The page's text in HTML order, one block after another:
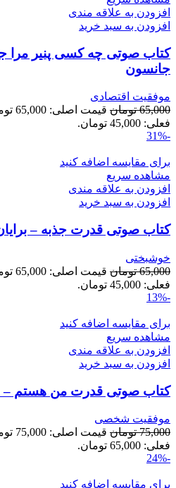
افزودن به علاقه مندی
افزودن به سبد خرید
کتاب صوتی چه کسی پنیر مرا
جانسون
موفقیت اقتصادی
65,000 تومان قیمت اصلی: 65,000 تومان بود.
فعلی: 45,000 تومان.
-31%
برای مقایسه اضافه کنید
مشاهده سریع
افزودن به علاقه مندی
افزودن به سبد خرید
کتاب صوتی قدرت جذبه –
خوشبختی
65,000 تومان قیمت اصلی: 65,000 تومان بود.
فعلی: 45,000 تومان.
-13%
برای مقایسه اضافه کنید
مشاهده سریع
افزودن به علاقه مندی
افزودن به سبد خرید
کتاب صوتی قدرت من هستم –
موفقیت شخصی
75,000 تومان قیمت اصلی: 75,000 تومان بود.
فعلی: 65,000 تومان.
-24%
برای مقایسه اضافه کنید